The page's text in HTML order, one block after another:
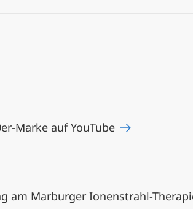
Marke auf YouTube
am Marburger Ionenstrahl-